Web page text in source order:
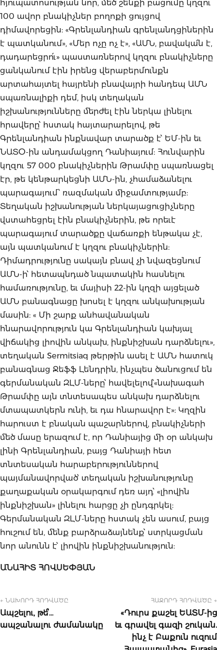
հյուպատոսության նոր, մեծ շենքի բացումը կղզու
100 ավոր բնակիչներ բողոքի ցույցով
դիմավորեցին: «Գրենլանդիան գրենլանդցիներին
է պատկանում», «Մեր ոչը ոչ է», «ԱՄՆ, բավակա՛ն է,
դադարեցրո՛ւ» պաստառներով կղզու բնակիչները
ցանկանում էին իրենց վերաբերմունքն
արտահայտել հայրենի բնավայրի հանդեպ ԱՄՆ
սպառնալիքի դեմ, իսկ տեղական
իշխանությունները մերժել էին ներկա լինելու
հրավերը՝ հստակ հայտարարելով, թե
Գրենլանդիան ինքնավար տարածք է՝ ԵՄ-ին եւ
ՆԱՏՕ-ին անդամակցող Դանիայում: Հունվարին
կղզու 57 000 բնակիչներին Թրամփը սպառնացել
էր, թե կենթարկեցնի ԱՄՆ-ին, չհամաձանելու
պարագայում՝ ռազմական միջամտությամբ:
Տեղական իշխանության ներկայացուցիչները
վստահեցրել էին բնակիչներին, թե որեւէ
պարագայում տարածքը վաճառքի ենթակա չէ,
այն պատկանում է կղզու բնակիչներին:
Դիմադրությունը սակայն բնավ չի նվազեցնում
ԱՄՆ-ի՝ հետապնդած նպատակին հասնելու
համառությունը, եւ մայիսի 22-ին կղզի այցելած
ԱՄՆ բանագնացը խոսել է կղզու անկախության
մասին: « Մի շարք անհավանական
հնարավորություն կա Գրենլանդիան կախյալ
վիճակից լիովին անկախ, ինքնիշխան դարձնելու»,
տեղական Sermitsiaq թերթին ասել է ԱՄՆ հատուկ
բանագնաց Ջեֆֆ Լենդրին, ինչպես ծանուցում են
գերմանական ԶԼՄ-ները՝ հավելելով՝«նախագահ
Թրամփը այն տնտեսապես անկախ դարձնելու
մտապատկերն ունի, եւ դա հնարավոր է»: Կղզին
հարուստ է բնական պաշարներով, բնակիչների
մեծ մասը երազում է, որ Դանիայից մի օր անկախ
լինի Գրենլանդիան, բայց Դանիայի հետ
տնտեսական հարաբերություններով
պայմանավորված՝ տեղական իշխանությունը
քաղաքական օրակարգում դեռ այդ՝ «լիովին
ինքնիշխան» լինելու հարցը չի ընդգրկել:
Գերմանական ԶԼՄ-ները հստակ չեն ասում, բայց
հուշում են, մենք բարձրաձայնենք՝ ստրկացման
նոր անունն է՝ լիովին ինքնիշխանություն:
ԱՆԱՀԻՏ ՀՈՎՍԵՓՅԱՆ
← ՆԱԽՈՐԴ ՀՈԴՎԱԾԸ
Ապշելու, թե՞…
ապշանալու ժամանակը
ՀԱՋՈՐԴ ՀՈԴՎԱԾԸ →
«Դուրս քաշել ԵԱՏՄ-ից
եւ գրավել գազի շուկան.
ինչ է Բաքուն ուզում